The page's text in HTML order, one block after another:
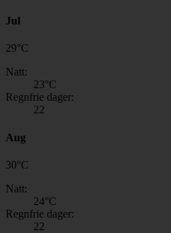
Jul
29°C
Natt:
23°C
Regnfrie dager:
22
Aug
30°C
Natt:
24°C
Regnfrie dager:
22